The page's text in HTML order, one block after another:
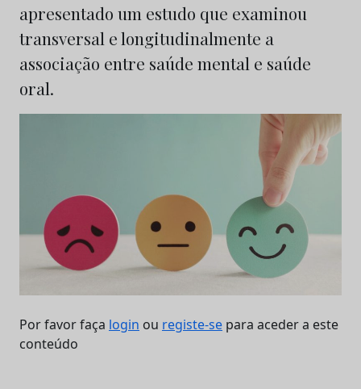
apresentado um estudo que examinou
transversal e longitudinalmente a
associação entre saúde mental e saúde
oral.
Por favor faça login ou registe-se para aceder a este
conteúdo